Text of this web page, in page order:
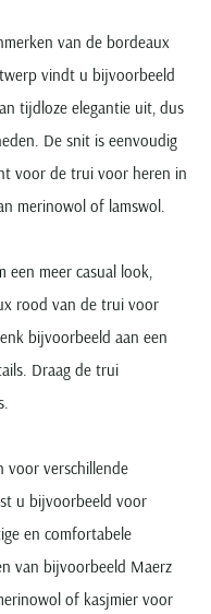
van de bordeaux
vindt u bijvoorbeeld
tijdloze elegantie uit, dus
De snit is eenvoudig
voor de trui voor heren in
merinowol of lamswol.
meer casual look,
rood van de trui voor
bijvoorbeeld aan een
Draag de trui
voor verschillende
u bijvoorbeeld voor
en comfortabele
van bijvoorbeeld Maerz
of kasjmier voor